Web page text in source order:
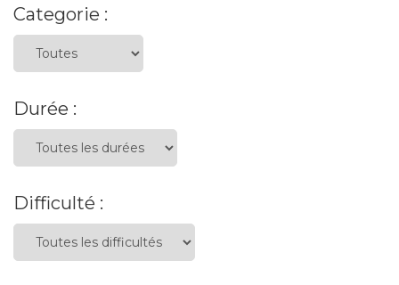
Categorie :
Durée :
Difficulté :